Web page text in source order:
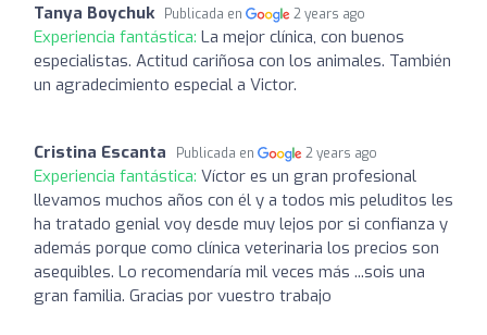
Tanya Boychuk Publicada en 2 years ago
Experiencia fantástica: La mejor clínica, con buenos
especialistas. Actitud cariñosa con los animales. También
un agradecimiento especial a Victor.
Cristina Escanta Publicada en 2 years ago
Experiencia fantástica: Víctor es un gran profesional
llevamos muchos años con él y a todos mis peluditos les
ha tratado genial voy desde muy lejos por si confianza y
además porque como clínica veterinaria los precios son
asequibles. Lo recomendaría mil veces más ...sois una
gran familia. Gracias por vuestro trabajo